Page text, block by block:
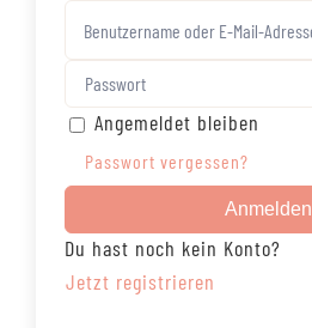
Angemeldet bleiben
Passwort vergessen?
Anmelden
Du hast noch kein Konto?
Jetzt registrieren